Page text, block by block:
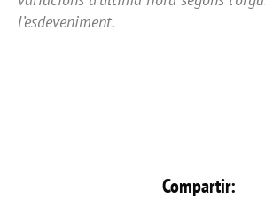
l’esdeveniment.
Compartir: